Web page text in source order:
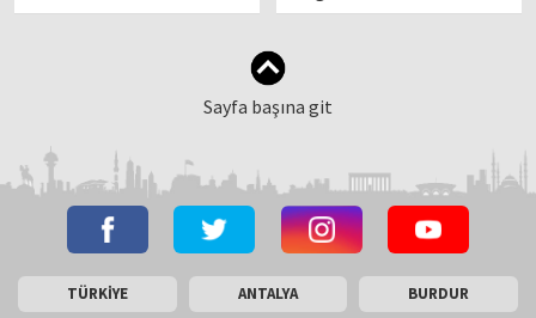
Sayfa başına git
TÜRKİYE ANTALYA BURDUR